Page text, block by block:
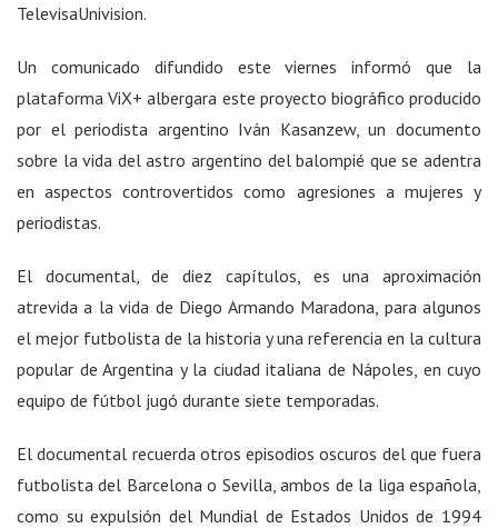
TelevisaUnivision.
Un comunicado difundido este viernes informó que la
plataforma ViX+ albergara este proyecto biográfico producido
por el periodista argentino Iván Kasanzew, un documento
sobre la vida del astro argentino del balompié que se adentra
en aspectos controvertidos como agresiones a mujeres y
periodistas.
El documental, de diez capítulos, es una aproximación
atrevida a la vida de Diego Armando Maradona, para algunos
el mejor futbolista de la historia y una referencia en la cultura
popular de Argentina y la ciudad italiana de Nápoles, en cuyo
equipo de fútbol jugó durante siete temporadas.
El documental recuerda otros episodios oscuros del que fuera
futbolista del Barcelona o Sevilla, ambos de la liga española,
como su expulsión del Mundial de Estados Unidos de 1994